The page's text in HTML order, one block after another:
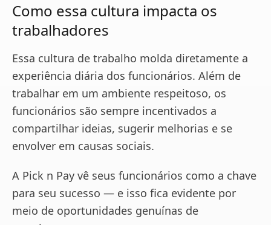
Como essa cultura impacta os
trabalhadores
Essa cultura de trabalho molda diretamente a
experiência diária dos funcionários. Além de
trabalhar em um ambiente respeitoso, os
funcionários são sempre incentivados a
compartilhar ideias, sugerir melhorias e se
envolver em causas sociais.
A Pick n Pay vê seus funcionários como a chave
para seu sucesso — e isso fica evidente por
meio de oportunidades genuínas de